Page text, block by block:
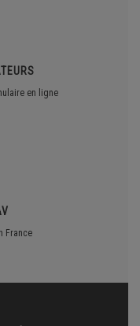
en ligne
France